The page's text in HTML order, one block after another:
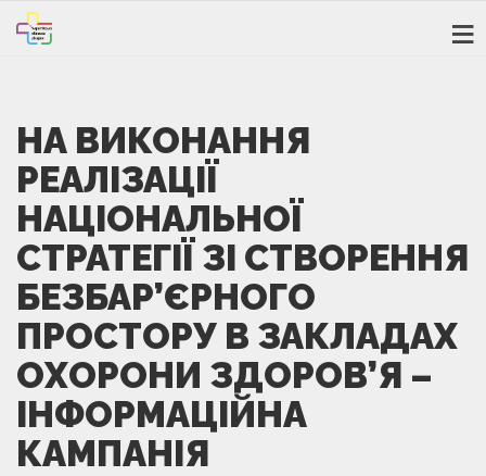
НА ВИКОНАННЯ
РЕАЛІЗАЦІЇ
НАЦІОНАЛЬНОЇ
СТРАТЕГІЇ ЗІ СТВОРЕННЯ
БЕЗБАР’ЄРНОГО
ПРОСТОРУ В ЗАКЛАДАХ
ОХОРОНИ ЗДОРОВ’Я –
ІНФОРМАЦІЙНА
КАМПАНІЯ